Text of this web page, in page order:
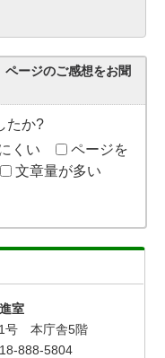
ページのご感想をお聞
たか?
くい
ページを
文章量が多い
室
号 本庁舎5階
888-5804